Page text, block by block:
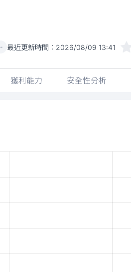
- 最近更新時間： 2026/08/09 13:41
獲利能力 安全性分析